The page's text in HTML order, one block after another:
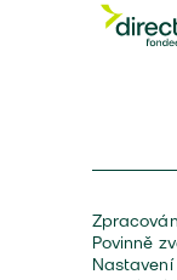
Povinně